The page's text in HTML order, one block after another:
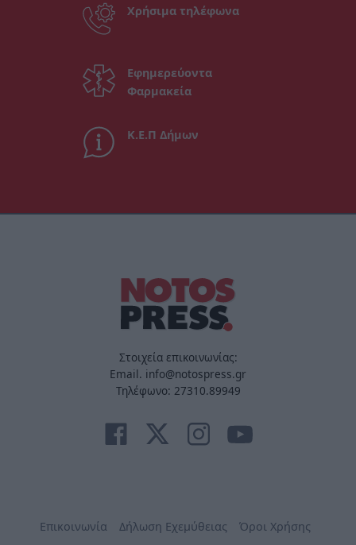
Χρήσιμα τηλέφωνα
Εφημερεύοντα
Φαρμακεία
Κ.Ε.Π Δήμων
Στοιχεία επικοινωνίας:
Email. info@notospress.gr
Τηλέφωνο: 27310.89949
Επικοινωνία Δήλωση Εχεμύθειας Όροι Χρήσης